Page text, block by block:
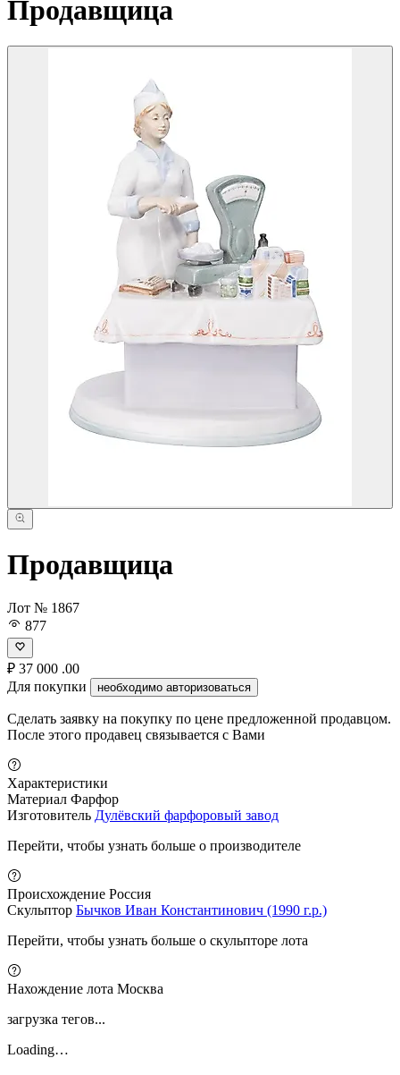
Продавщица
Продавщица
Лот № 1867
877
₽ 37 000 .00
Для покупки
необходимо авторизоваться
Сделать заявку на покупку по цене предложенной продавцом.
После этого продавец связывается с Вами
Характеристики
Материал Фарфор
Изготовитель Дулёвский фарфоровый завод
Перейти, чтобы узнать больше о производителе
Происхождение Россия
Скульптор Бычков Иван Константинович (1990 г.р.)
Перейти, чтобы узнать больше о скульпторе лота
Нахождение лота Москва
загрузка тегов...
Loading…